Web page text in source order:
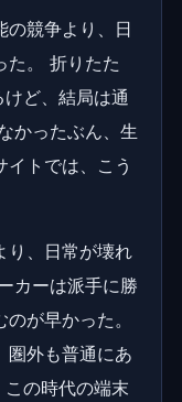
の競争より、日
た。 折りたた
ど、結局は通
かったぶん、生
トでは、こう
り、日常が壊れ
カーは派手に勝
が早かった。
圏外も普通にあ
の時代の端末